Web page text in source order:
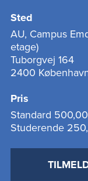
Sted
AU, Campus
etage)
Tuborgvej 164
2400
Pris
Standard
Studerende